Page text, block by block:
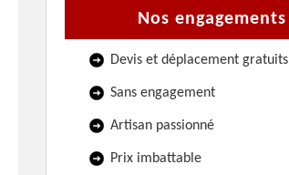
Nos engagements
Devis et déplacement gratuits
Sans engagement
Artisan passionné
Prix imbattable